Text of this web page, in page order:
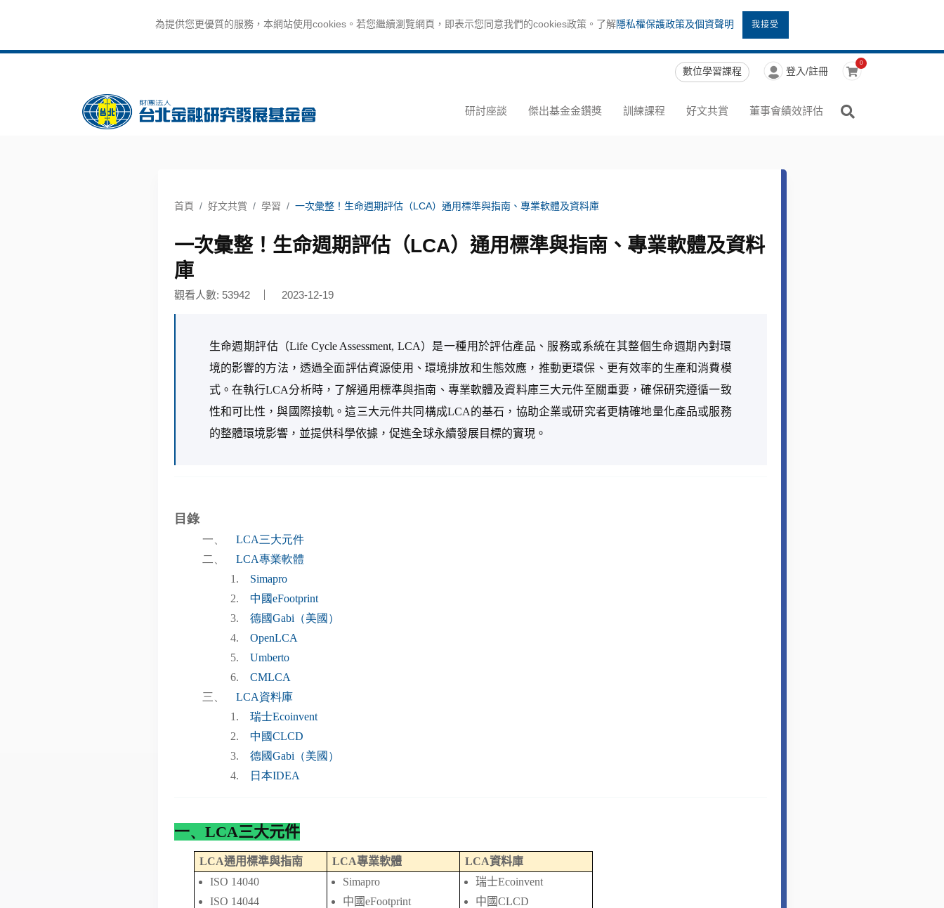
為提供您更優質的服務，本網站使用cookies。若您繼續瀏覽網頁，即表示您同意我們的cookies政策。了解隱私權保護政策及個資聲明 我接受
數位學習課程 登入/註冊
0
研討座談 傑出基金金鑽獎 訓練課程 好文共賞 董事會績效評估
首頁 好文共賞 學習 一次彙整！生命週期評估（LCA）通用標準與指南、專業軟體及資料庫
一次彙整！生命週期評估（LCA）通用標準與指南、專業軟體及資料
庫
觀看人數: 53942 2023-12-19
生命週期評估（Life Cycle Assessment, LCA）是一種用於評估產品、服務或系統在其整個生命週期內對環
境的影響的方法，透過全面評估資源使用、環境排放和生態效應，推動更環保、更有效率的生產和消費模
式。在執行LCA分析時，了解通用標準與指南、專業軟體及資料庫三大元件至關重要，確保研究遵循一致
性和可比性，與國際接軌。這三大元件共同構成LCA的基石，協助企業或研究者更精確地量化產品或服務
的整體環境影響，並提供科學依據，促進全球永續發展目標的實現。
目錄
一、 LCA三大元件
二、 LCA專業軟體
1. Simapro
2. 中國eFootprint
3. 德國Gabi（美國）
4. OpenLCA
5. Umberto
6. CMLCA
三、 LCA資料庫
1. 瑞士Ecoinvent
2. 中國CLCD
3. 德國Gabi（美國）
4.
日本IDEA
一、 LCA三大元件
LCA通用標準與指南 LCA專業軟體 LCA資料庫
ISO 14040
ISO 14044
Simapro
中國eFootprint
瑞士Ecoinvent
中國CLCD